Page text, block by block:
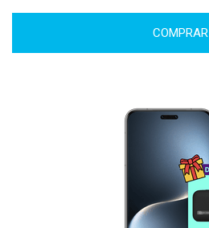
COMPRAR